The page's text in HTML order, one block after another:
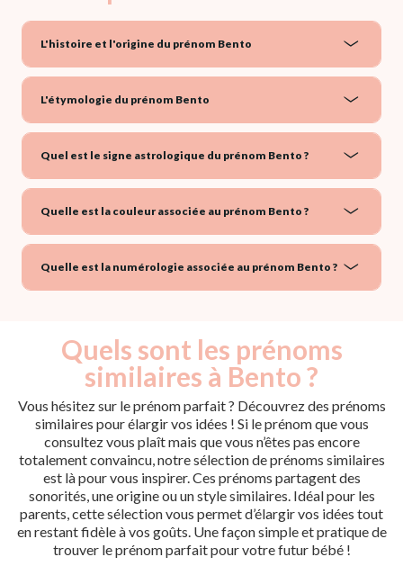
L'histoire et l'origine du prénom Bento
L'étymologie du prénom Bento
Quel est le signe astrologique du prénom Bento ?
Quelle est la couleur associée au prénom Bento ?
Quelle est la numérologie associée au prénom Bento ?
Quels sont les prénoms
similaires à Bento ?
Vous hésitez sur le prénom parfait ? Découvrez des prénoms
similaires pour élargir vos idées ! Si le prénom que vous
consultez vous plaît mais que vous n’êtes pas encore
totalement convaincu, notre sélection de prénoms similaires
est là pour vous inspirer. Ces prénoms partagent des
sonorités, une origine ou un style similaires. Idéal pour les
parents, cette sélection vous permet d’élargir vos idées tout
en restant fidèle à vos goûts. Une façon simple et pratique de
trouver le prénom parfait pour votre futur bébé !